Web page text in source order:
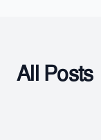
All Posts